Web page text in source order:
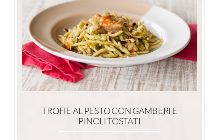
TROFIE AL PESTO CON GAMBERI E
PINOLI TOSTATI